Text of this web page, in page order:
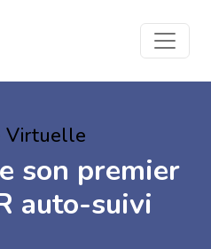
Virtuelle
son premier
auto-suivi